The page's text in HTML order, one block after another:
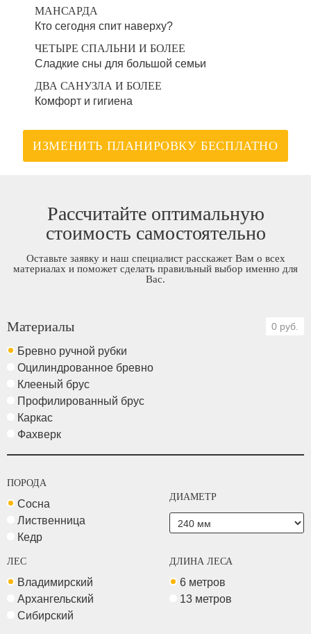
МАНСАРДА
Кто сегодня спит наверху?
ЧЕТЫРЕ СПАЛЬНИ И БОЛЕЕ
Сладкие сны для большой семьи
ДВА САНУЗЛА И БОЛЕЕ
Комфорт и гигиена
ИЗМЕНИТЬ ПЛАНИРОВКУ БЕСПЛАТНО
Рассчитайте оптимальную
стоимость самостоятельно
Оставьте заявку и наш специалист расскажет Вам о всех
материалах и поможет сделать правильный выбор именно для
Вас.
Материалы 0 руб.
Бревно ручной рубки
Оцилиндрованное бревно
Клееный брус
Профилированный брус
Каркас
Фахверк
ПОРОДА
Сосна
Лиственница
Кедр
ДИАМЕТР
ЛЕС
Владимирский
Архангельский
Сибирский
ДЛИНА ЛЕСА
6 метров
13 метров